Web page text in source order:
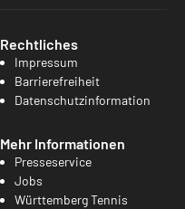
Rechtliches
Impressum
Barrierefreiheit
Datenschutzinformation
Mehr Informationen
Presseservice
Jobs
Württemberg Tennis